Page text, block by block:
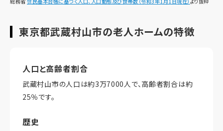
東京都武蔵村山市の老人ホームの特徴
人口と高齢者割合
武蔵村山市の人口は約3万7000人で、高齢者割合は約
25％です。
歴史